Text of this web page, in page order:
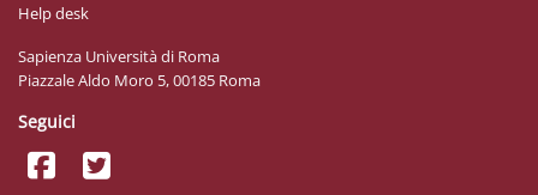
Help desk
Sapienza Università di Roma
Piazzale Aldo Moro 5, 00185 Roma
Seguici